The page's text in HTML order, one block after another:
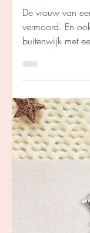
Engman
De vrouw van
vermoord. En
buitenwijk met